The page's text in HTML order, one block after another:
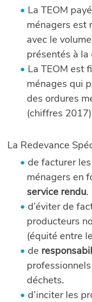
La TEOM
ménagers est
avec le
présentés à la
La TEOM est
ménages qui
des ordures
(chiffres
La Redevance
de facturer
ménagers en
service rendu.
d’éviter de
producteurs
(équité entre
de
déchets.
d’inciter les